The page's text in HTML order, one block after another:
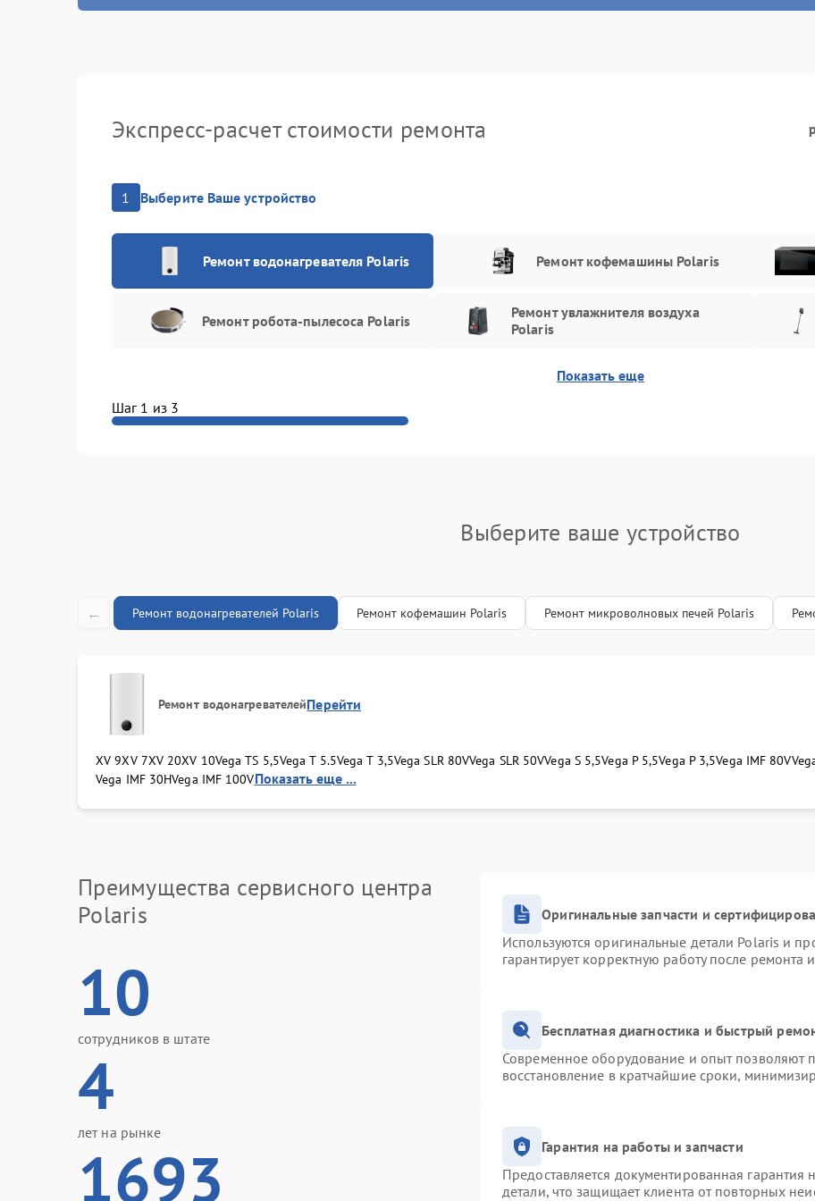
Ремонт модуля управления
Экспресс-расчет стоимости ремонта
1 Выберите Ваше устройство
Ремонт водонагревателя Polaris Ремонт кофемашины Polaris
Ремонт робота-пылесоса Polaris
Ремонт увлажнителя воздуха
Polaris
Показать еще
Шаг 1 из 3
Выберите ваше устройство
← Ремонт водонагревателей Polaris Ремонт кофемашин Polaris Ремонт микроволновых печей Polaris
Ремонт водонагревателейПерейти
XV 9XV 7XV 20XV 10Vega TS 5,5Vega T 5.5Vega T 3,5Vega SLR 80VVega SLR 50VVega S 5,5Vega P 5,5Vega P 3,5Vega IMF 80V
Vega IMF 30HVega IMF 100VПоказать еще ...
Преимущества сервисного центра
Polaris
10
сотрудников в штате
4
лет на рынке
1693
Оригинальные запчасти и
Используются оригинальные детали Polaris и
гарантирует корректную работу после ремонта
Бесплатная диагностика и быстрый
Современное оборудование и опыт позволяют
восстановление в кратчайшие сроки,
Гарантия на работы и запчасти
Предоставляется документированная
детали, что защищает клиента от повторных